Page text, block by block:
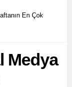
En Çok
Medya